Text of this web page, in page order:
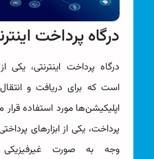
درگاه پرداخت
درگاه پرداخت اینترنتی، یکی
است که برای دریافت و
اپلیکیشن‌ها مورد استفاده
پرداخت، یکی از ابزارهای
وجه به صورت غیرفیزیکی